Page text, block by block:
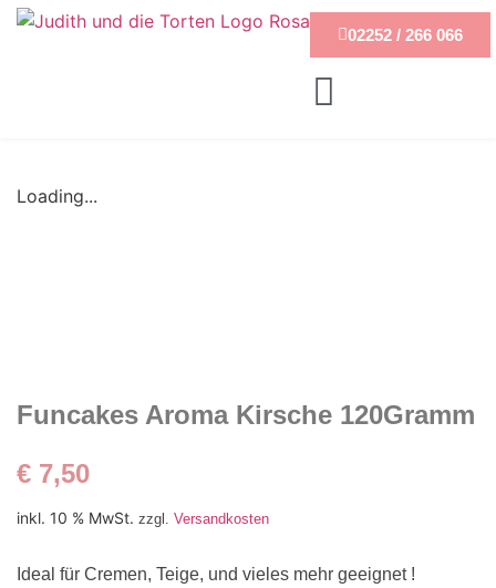
02252 / 266 066
Loading...
Funcakes Aroma Kirsche 120Gramm
€ 7,50
inkl. 10 % MwSt. zzgl. Versandkosten
Ideal für Cremen, Teige, und vieles mehr geeignet !